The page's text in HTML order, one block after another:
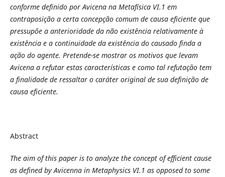
conforme definido por Avicena na Metafísica VI.1 em
contraposição a certa concepção comum de causa eficiente que
pressupõe a anterioridade da não existência relativamente à
existência e a continuidade da existência do causado finda a
ação do agente. Pretende-se mostrar os motivos que levam
Avicena a refutar estas características e como tal refutação tem
a finalidade de ressaltar o caráter original de sua definição de
causa eficiente.
Abstract
The aim of this paper is to analyze the concept of efficient cause
as defined by Avicenna in Metaphysics VI.1 as opposed to some